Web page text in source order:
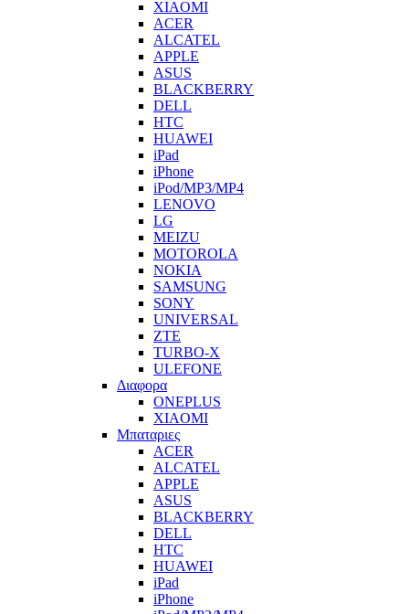
XIAOMI
ACER
ALCATEL
APPLE
ASUS
BLACKBERRY
DELL
HTC
HUAWEI
iPad
iPhone
iPod/MP3/MP4
LENOVO
LG
MEIZU
MOTOROLA
NOKIA
SAMSUNG
SONY
UNIVERSAL
ZTE
TURBO-X
ULEFONE
Διαφορα
ONEPLUS
XIAOMI
Μπαταριες
ACER
ALCATEL
APPLE
ASUS
BLACKBERRY
DELL
HTC
HUAWEI
iPad
iPhone